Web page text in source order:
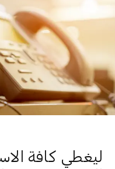
ليغطي كافة